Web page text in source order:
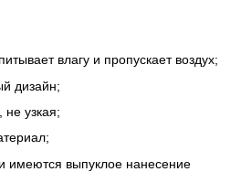
влагу и пропускает воздух;
дизайн;
узкая;
имеются выпуклое нанесение